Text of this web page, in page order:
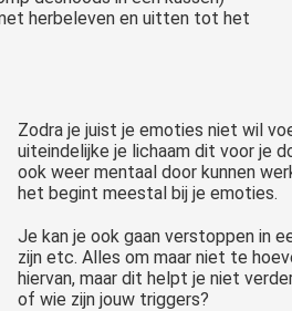
herbeleven en uitten tot het
Zodra je juist je emoties niet wil
uiteindelijke je lichaam dit voor je
ook weer mentaal door kunnen
het begint meestal bij je emoties.
Je kan je ook gaan verstoppen in
zijn etc. Alles om maar niet te
hiervan, maar dit helpt je niet
of wie zijn jouw triggers?